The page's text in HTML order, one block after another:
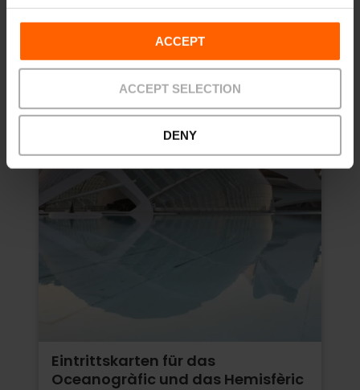
ACCEPT
ACCEPT SELECTION
DENY
Von14,10 €
Eintrittskarten für das
Oceanogràfic und das Hemisfèric